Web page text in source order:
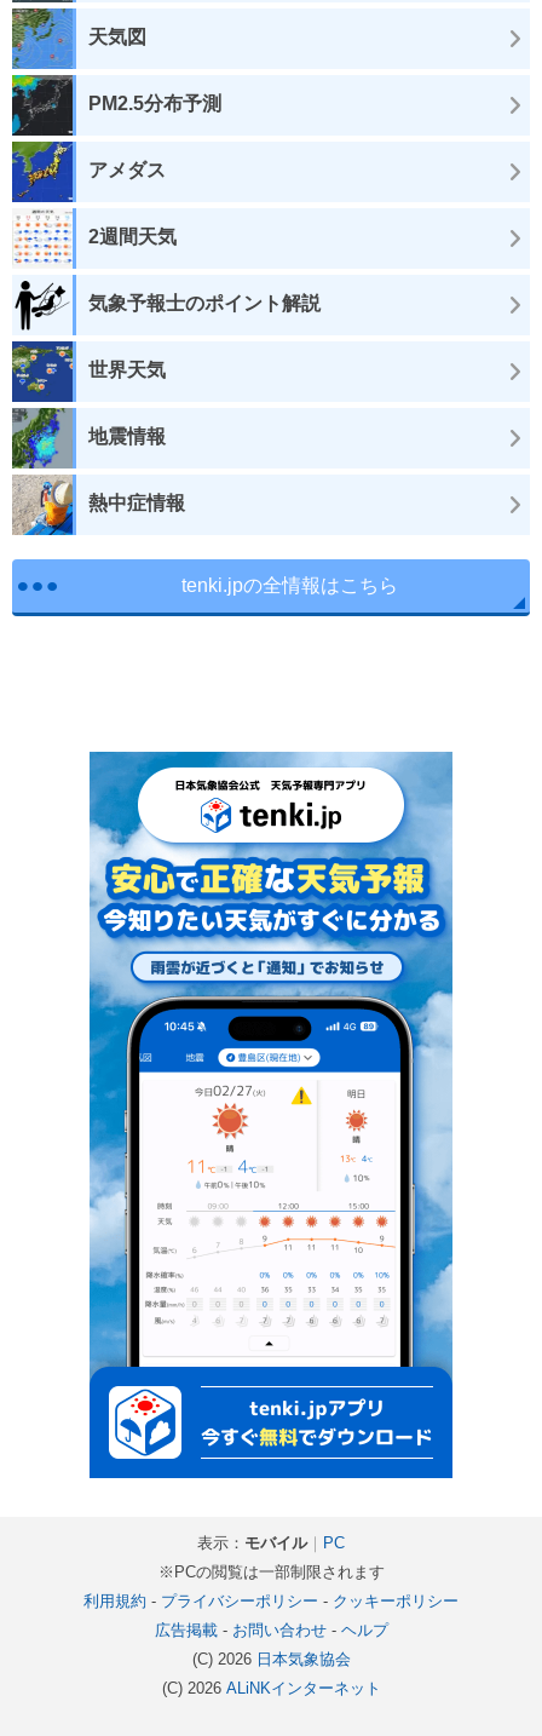
天気図
PM2.5分布予測
アメダス
2週間天気
気象予報士のポイント解説
世界天気
地震情報
熱中症情報
tenki.jpの全情報はこちら
表示： モバイル｜ PC
※PCの閲覧は一部制限されます
利用規約 - プライバシーポリシー - クッキーポリシー
広告掲載- お問い合わせ- ヘルプ
(C) 2026 日本気象協会
(C) 2026 ALiNKインターネット